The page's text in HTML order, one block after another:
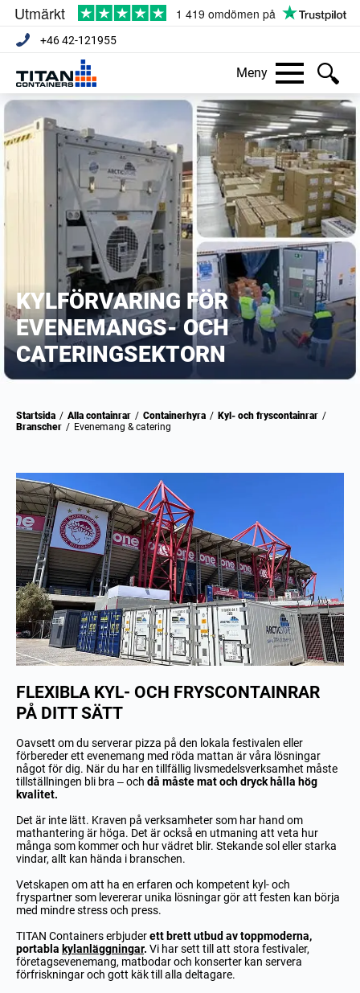
+46 42-121955
Meny
KYLFÖRVARING FÖR
EVENEMANGS- OCH
CATERINGSEKTORN
Startsida / Alla containrar / Containerhyra / Kyl- och fryscontainrar /
Branscher / Evenemang & catering
FLEXIBLA KYL- OCH FRYSCONTAINRAR
PÅ DITT SÄTT
Oavsett om du serverar pizza på den lokala festivalen eller
förbereder ett evenemang med röda mattan är våra lösningar
något för dig. När du har en tillfällig livsmedelsverksamhet måste
tillställningen bli bra – och då måste mat och dryck hålla hög
kvalitet.
Det är inte lätt. Kraven på verksamheter som har hand om
mathantering är höga. Det är också en utmaning att veta hur
många som kommer och hur vädret blir. Stekande sol eller starka
vindar, allt kan hända i branschen.
Vetskapen om att ha en erfaren och kompetent kyl- och
fryspartner som levererar unika lösningar gör att festen kan börja
med mindre stress och press.
TITAN Containers erbjuderett brett utbud av toppmoderna,
portabla kylanläggningar. Vi har sett till att stora festivaler,
företagsevenemang, matbodar och konserter kan servera
förfriskningar och gott käk till alla deltagare.